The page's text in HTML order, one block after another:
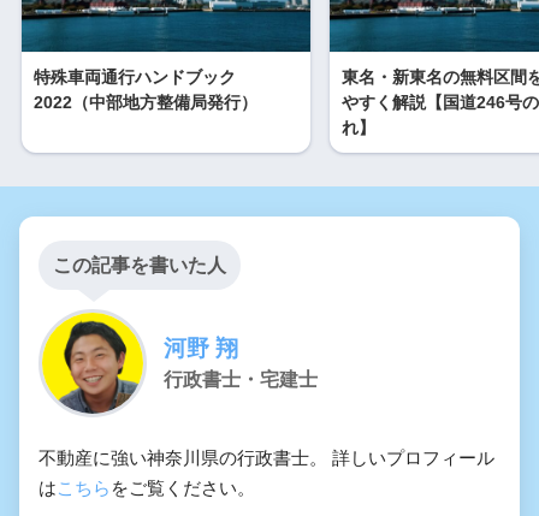
特殊車両通行ハンドブック
2022（中部地方整備局発行）
東名・新東名の無料区間
やすく解説【国道246号
れ】
この記事を書いた人
河野 翔
行政書士・宅建士
不動産に強い神奈川県の行政書士。 詳しいプロフィール
はこちら をご覧ください。